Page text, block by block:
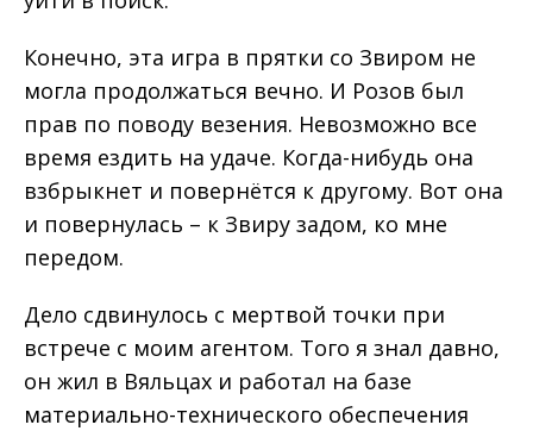
Конечно, эта игра в прятки со Звиром не
могла продолжаться вечно. И Розов был
прав по поводу везения. Невозможно все
время ездить на удаче. Когда-нибудь она
взбрыкнет и повернётся к другому. Вот она
и повернулась – к Звиру задом, ко мне
передом.
Дело сдвинулось с мертвой точки при
встрече с моим агентом. Того я знал давно,
он жил в Вяльцах и работал на базе
материально-технического обеспечения